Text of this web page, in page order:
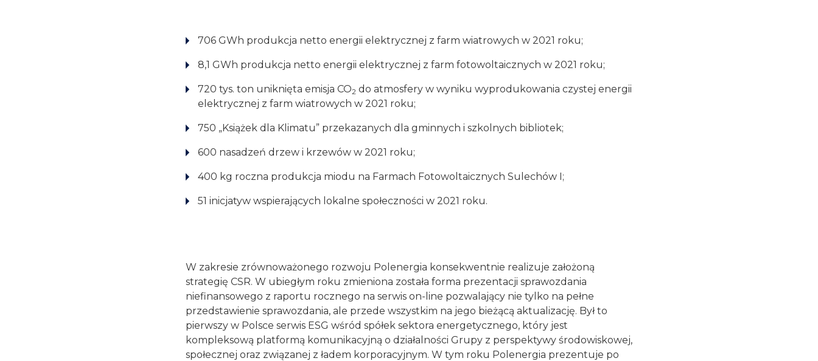
706 GWh produkcja netto energii elektrycznej z farm wiatrowych w 2021 roku;
8,1 GWh produkcja netto energii elektrycznej z farm fotowoltaicznych w 2021 roku;
720 tys. ton uniknięta emisja CO2 do atmosfery w wyniku wyprodukowania czystej energii
elektrycznej z farm wiatrowych w 2021 roku;
750 „Książek dla Klimatu” przekazanych dla gminnych i szkolnych bibliotek;
600 nasadzeń drzew i krzewów w 2021 roku;
400 kg roczna produkcja miodu na Farmach Fotowoltaicznych Sulechów I;
51 inicjatyw wspierających lokalne społeczności w 2021 roku.
W zakresie zrównoważonego rozwoju Polenergia konsekwentnie realizuje założoną
strategię CSR. W ubiegłym roku zmieniona została forma prezentacji sprawozdania
niefinansowego z raportu rocznego na serwis on-line pozwalający nie tylko na pełne
przedstawienie sprawozdania, ale przede wszystkim na jego bieżącą aktualizację. Był to
pierwszy w Polsce serwis ESG wśród spółek sektora energetycznego, który jest
kompleksową platformą komunikacyjną o działalności Grupy z perspektywy środowiskowej,
społecznej oraz związanej z ładem korporacyjnym. W tym roku Polenergia prezentuje po